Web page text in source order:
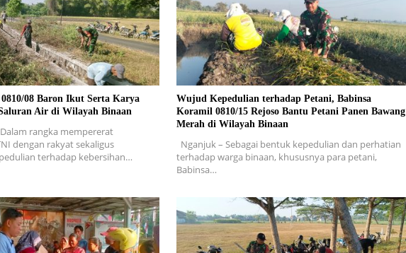
08 Baron Ikut Serta Karya
Air di Wilayah Binaan
rangka mempererat
dengan rakyat sekaligus
terhadap kebersihan…
Wujud Kepedulian terhadap Petani, Babinsa
Koramil 0810/15 Rejoso Bantu Petani Panen Bawang
Merah di Wilayah Binaan
Nganjuk – Sebagai bentuk kepedulian dan perhatian
terhadap warga binaan, khususnya para petani,
Babinsa…